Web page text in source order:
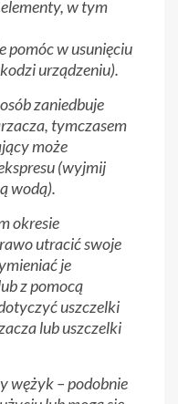
w tym
pomóc w usunięciu
urządzeniu).
zaniedbuje
tymczasem
może
(wyjmij
wodą).
okresie
utracić swoje
je
z pomocą
uszczelki
lub uszczelki
wężyk – podobnie